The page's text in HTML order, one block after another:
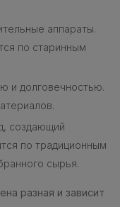
аппараты.
по старинным
и долговечностью.
создающий
по традиционным
сырья.
разная и зависит